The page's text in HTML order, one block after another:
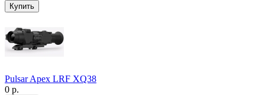
Pulsar Apex LRF XQ38
0 р.